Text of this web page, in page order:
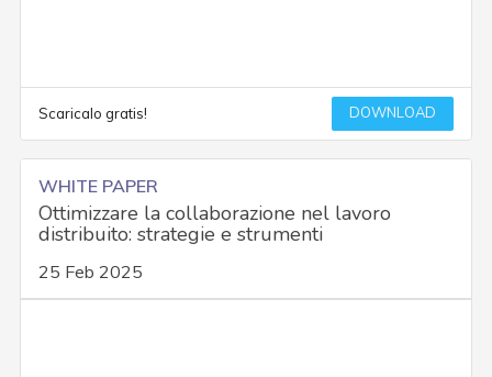
Scaricalo gratis! DOWNLOAD
WHITE PAPER
Ottimizzare la collaborazione nel lavoro
distribuito: strategie e strumenti
25 Feb 2025